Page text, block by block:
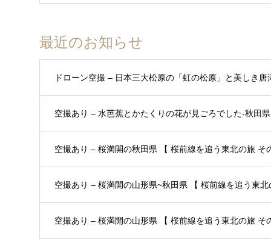
最近のお知らせ
ドローン空撮 – 日本三大松原の「虹の松原」と美しき唐
空撮あり – 水芭蕉とかたくりの花が見ごろでした-秋田
空撮あり – 桜満開の秋田県 【 桜前線を追う東北の旅 そ
空撮あり – 桜満開の山形県~秋田県 【 桜前線を追う東
空撮あり – 桜満開の山形県 【 桜前線を追う東北の旅 そ